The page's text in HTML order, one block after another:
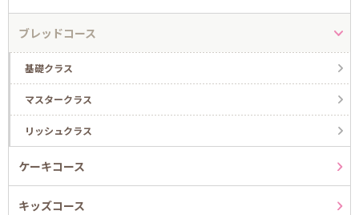
ブレッドコース
基礎クラス
マスタークラス
リッシュクラス
ケーキコース
キッズコース